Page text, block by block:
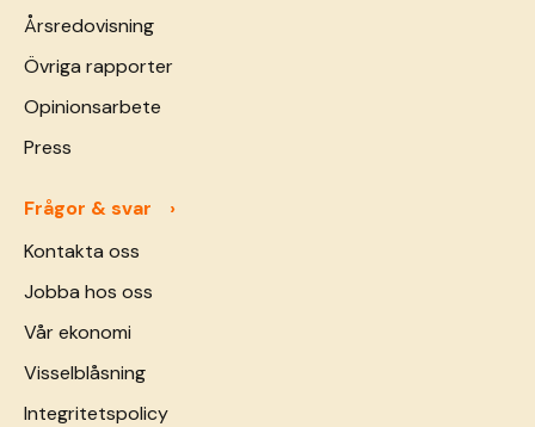
Årsredovisning
Övriga rapporter
Opinionsarbete
Press
Frågor & svar
Kontakta oss
Jobba hos oss
Vår ekonomi
Visselblåsning
Integritetspolicy